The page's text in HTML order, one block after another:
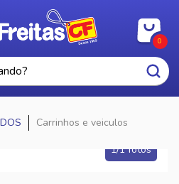
0
Carrinhos e veiculos
1/1 fotos